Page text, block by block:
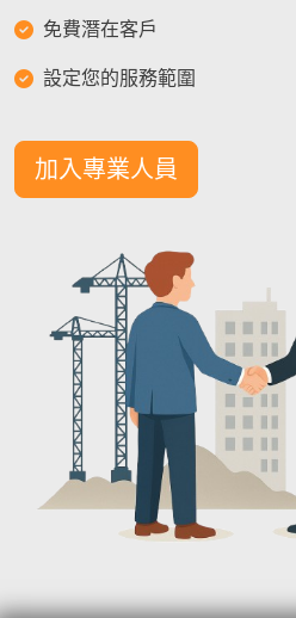
免費潛在客戶
設定您的服務範圍
加入專業人員